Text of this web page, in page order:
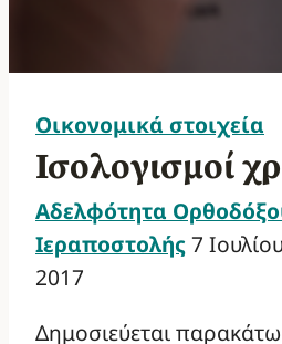
Οικονομικά στοιχεία
Ισολογισμοί
Αδελφότητα
Ιεραποστολής 7
2017
Δημοσιεύεται